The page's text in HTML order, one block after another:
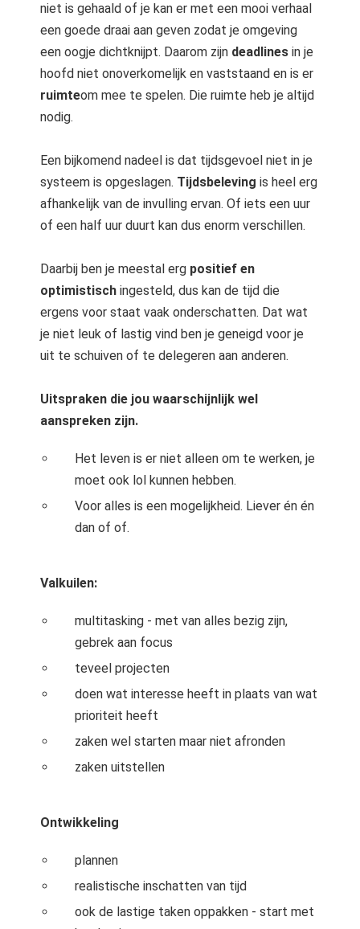
niet is gehaald of je kan er met een mooi verhaal
een goede draai aan geven zodat je omgeving
een oogje dichtknijpt. Daarom zijn deadlines in je
hoofd niet onoverkomelijk en vaststaand en is er
ruimteom mee te spelen. Die ruimte heb je altijd
nodig.
Een bijkomend nadeel is dat tijdsgevoel niet in je
systeem is opgeslagen. Tijdsbeleving is heel erg
afhankelijk van de invulling ervan. Of iets een uur
of een half uur duurt kan dus enorm verschillen.
Daarbij ben je meestal erg positief en
optimistisch ingesteld, dus kan de tijd die
ergens voor staat vaak onderschatten. Dat wat
je niet leuk of lastig vind ben je geneigd voor je
uit te schuiven of te delegeren aan anderen.
Uitspraken die jou waarschijnlijk wel
aanspreken zijn.
Het leven is er niet alleen om te werken, je
moet ook lol kunnen hebben.
Voor alles is een mogelijkheid. Liever én én
dan of of.
Valkuilen:
multitasking - met van alles bezig zijn,
gebrek aan focus
teveel projecten
doen wat interesse heeft in plaats van wat
prioriteit heeft
zaken wel starten maar niet afronden
zaken uitstellen
Ontwikkeling
plannen
realistische inschatten van tijd
ook de lastige taken oppakken - start met